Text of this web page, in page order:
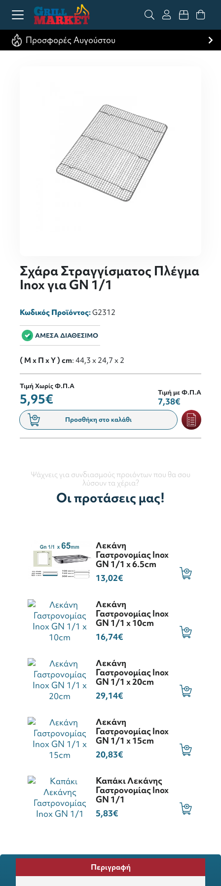
Προσφορές Αυγούστου
Σχάρα Στραγγίσματος Πλέγμα
Inox για GN 1/1
Κωδικός Προϊόντος:G2312
ΑΜΕΣΑ ΔΙΑΘΕΣΙΜΟ
( M x Π x Y ) cm: 44,3 x 24,7 x 2
Τιμή Χωρίς Φ.Π.Α
5,95€ Τιμή με Φ.Π.Α
7,38€
Προσθήκη στο καλάθι
Ψάχνεις για συνδιασμούς προιόντων που θα σου
λύσουν τα χέρια?
Οι προτάσεις μας!
Λεκάνη
Γαστρονομίας Inox
GN 1/1 x 6.5cm
13,02€
Λεκάνη
Γαστρονομίας Inox
GN 1/1 x 10cm
16,74€
Λεκάνη
Γαστρονομίας Inox
GN 1/1 x 20cm
29,14€
Λεκάνη
Γαστρονομίας Inox
GN 1/1 x 15cm
20,83€
Καπάκι Λεκάνης
Γαστρονομίας Inox
GN 1/1
5,83€
Περιγραφή